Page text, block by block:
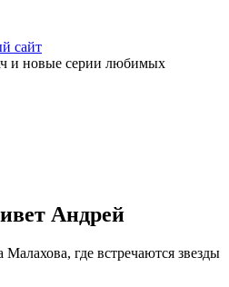
сайт
и новые серии любимых
Андрей
где встречаются звезды